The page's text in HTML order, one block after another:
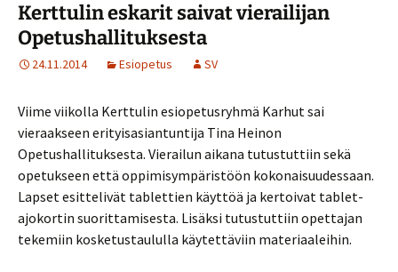
Kerttulin eskarit saivat vierailijan
Opetushallituksesta
24.11.2014 Esiopetus SV
Viime viikolla Kerttulin esiopetusryhmä Karhut sai
vieraakseen erityisasiantuntija Tina Heinon
Opetushallituksesta. Vierailun aikana tutustuttiin sekä
opetukseen että oppimisympäristöön kokonaisuudessaan.
Lapset esittelivät tablettien käyttöä ja kertoivat tablet-
ajokortin suorittamisesta. Lisäksi tutustuttiin opettajan
tekemiin kosketustaululla käytettäviin materiaaleihin.